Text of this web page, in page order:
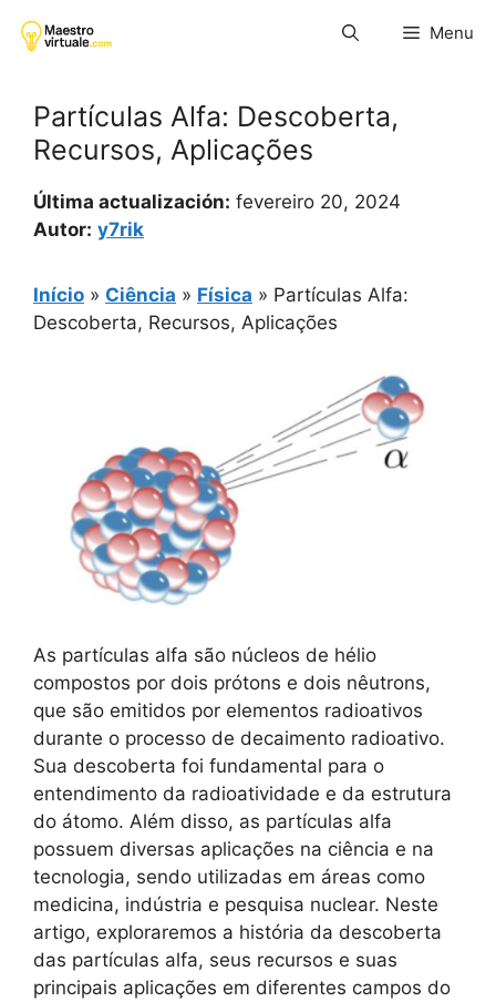
para
Menu
Partículas Alfa: Descoberta,
Recursos, Aplicações
Última actualización: fevereiro 20, 2024
Autor: y7rik
Início » Ciência » Física » Partículas Alfa:
Descoberta, Recursos, Aplicações
As partículas alfa são núcleos de hélio
compostos por dois prótons e dois nêutrons,
que são emitidos por elementos radioativos
durante o processo de decaimento radioativo.
Sua descoberta foi fundamental para o
entendimento da radioatividade e da estrutura
do átomo. Além disso, as partículas alfa
possuem diversas aplicações na ciência e na
tecnologia, sendo utilizadas em áreas como
medicina, indústria e pesquisa nuclear. Neste
artigo, exploraremos a história da descoberta
das partículas alfa, seus recursos e suas
principais aplicações em diferentes campos do